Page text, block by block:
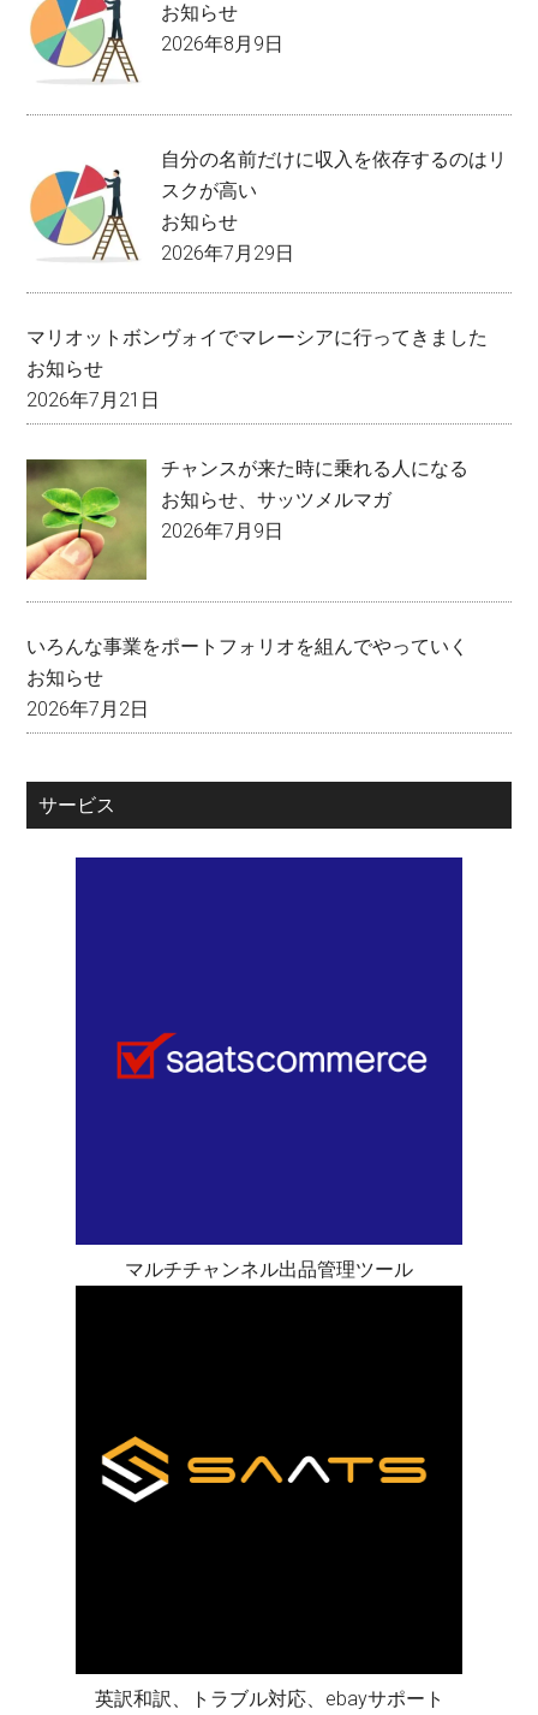
お知らせ
2026年8月9日
自分の名前だけに収入を依存するのはリ
スクが高い
お知らせ
2026年7月29日
マリオットボンヴォイでマレーシアに行ってきました
お知らせ
2026年7月21日
チャンスが来た時に乗れる人になる
お知らせ 、サッツメルマガ
2026年7月9日
いろんな事業をポートフォリオを組んでやっていく
お知らせ
2026年7月2日
サービス
マルチチャンネル出品管理ツール
英訳和訳、トラブル対応、ebayサポート